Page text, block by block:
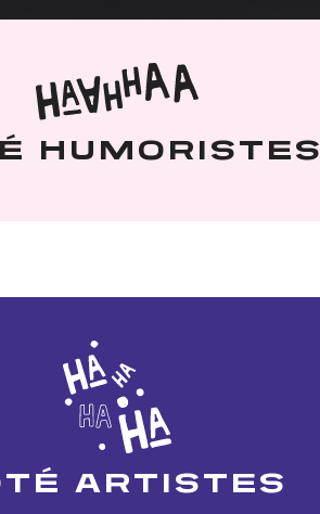
HUMORISTES
ARTISTES